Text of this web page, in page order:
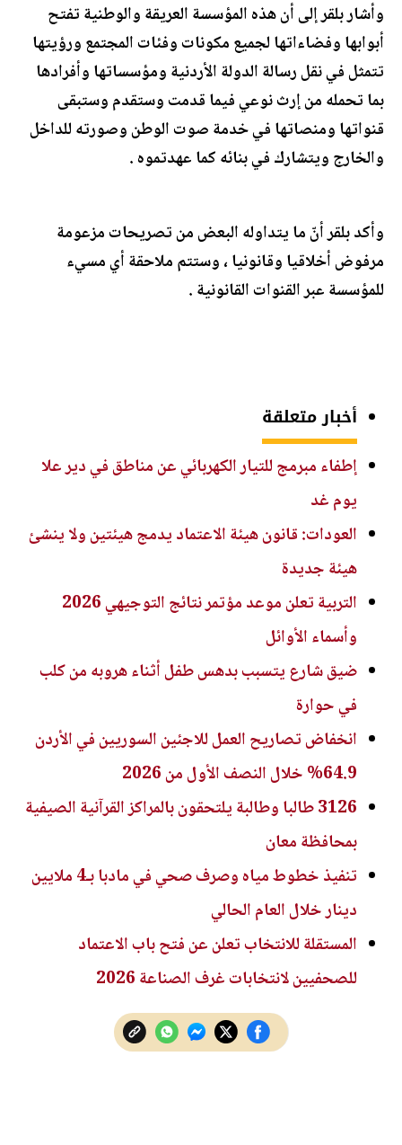
وأشار بلقر إلى أن هذه المؤسسة العريقة والوطنية تفتح
أبوابها وفضاءاتها لجميع مكونات وفئات المجتمع ورؤيتها
تتمثل في نقل رسالة الدولة الأردنية ومؤسساتها وأفرادها
بما تحمله من إرث نوعي فيما قدمت وستقدم وستبقى
قنواتها ومنصاتها في خدمة صوت الوطن وصورته للداخل
والخارج ويتشارك في بنائه كما عهدتموه .
وأكد بلقر أنّ ما يتداوله البعض من تصريحات مزعومة
مرفوض أخلاقيا وقانونيا ، وستتم ملاحقة أي مسيء
للمؤسسة عبر القنوات القانونية .
أخبار متعلقة
إطفاء مبرمج للتيار الكهربائي عن مناطق في دير علا
يوم غد
العودات: قانون هيئة الاعتماد يدمج هيئتين ولا ينشئ
هيئة جديدة
التربية تعلن موعد مؤتمر نتائج التوجيهي 2026
وأسماء الأوائل
ضيق شارع يتسبب بدهس طفل أثناء هروبه من كلب
في حوارة
انخفاض تصاريح العمل للاجئين السوريين في الأردن
64.9% خلال النصف الأول من 2026
3126 طالبا وطالبة يلتحقون بالمراكز القرآنية الصيفية
بمحافظة معان
تنفيذ خطوط مياه وصرف صحي في مادبا بـ4 ملايين
دينار خلال العام الحالي
المستقلة للانتخاب تعلن عن فتح باب الاعتماد
للصحفيين لانتخابات غرف الصناعة 2026